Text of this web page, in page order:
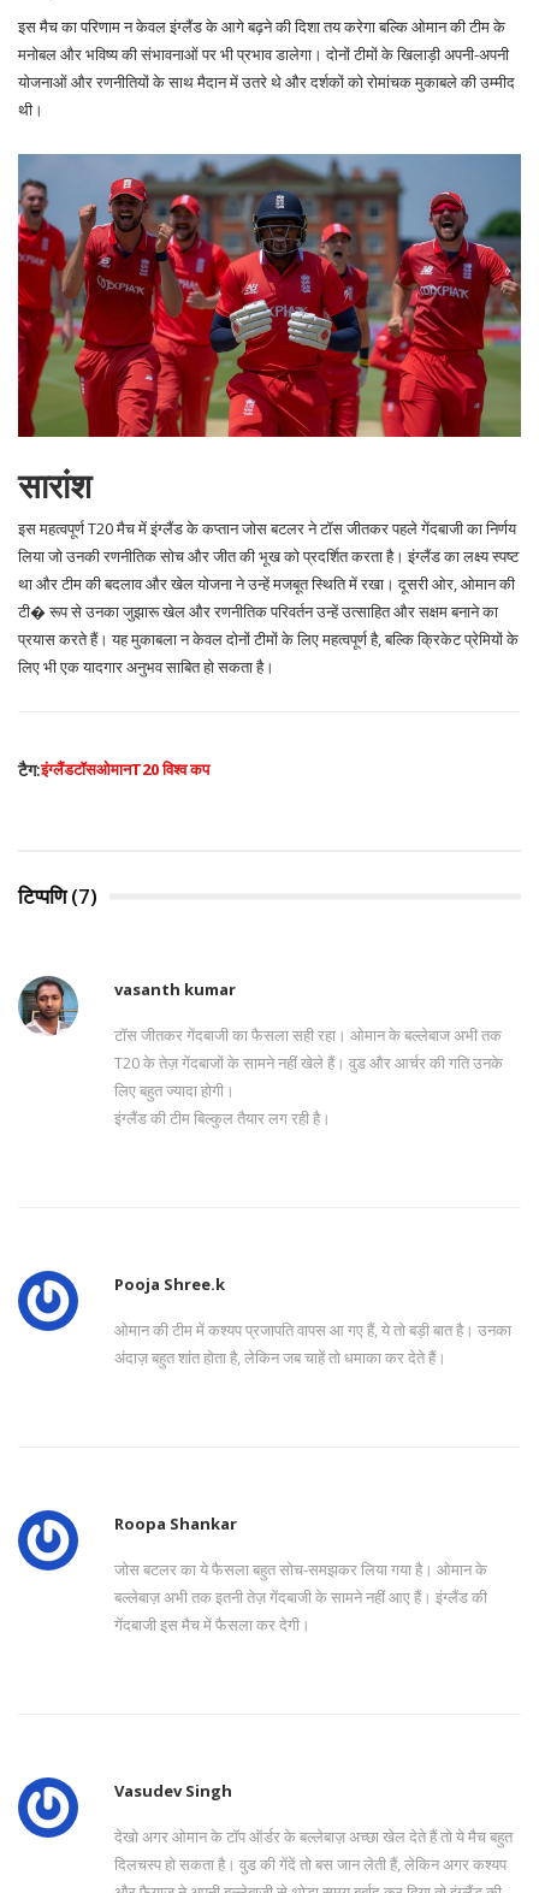
इस मैच का परिणाम न केवल इंग्लैंड के आगे बढ़ने की दिशा तय करेगा बल्कि ओमान की टीम के
मनोबल और भविष्य की संभावनाओं पर भी प्रभाव डालेगा। दोनों टीमों के खिलाड़ी अपनी-अपनी
योजनाओं और रणनीतियों के साथ मैदान में उतरे थे और दर्शकों को रोमांचक मुकाबले की उम्मीद
थी।
सारांश
इस महत्वपूर्ण T20 मैच में इंग्लैंड के कप्तान जोस बटलर ने टॉस जीतकर पहले गेंदबाजी का निर्णय
लिया जो उनकी रणनीतिक सोच और जीत की भूख को प्रदर्शित करता है। इंग्लैंड का लक्ष्य स्पष्ट
था और टीम की बदलाव और खेल योजना ने उन्हें मजबूत स्थिति में रखा। दूसरी ओर, ओमान की
टी� रूप से उनका जुझारू खेल और रणनीतिक परिवर्तन उन्हें उत्साहित और सक्षम बनाने का
प्रयास करते हैं। यह मुकाबला न केवल दोनों टीमों के लिए महत्वपूर्ण है, बल्कि क्रिकेट प्रेमियों के
लिए भी एक यादगार अनुभव साबित हो सकता है।
टैग:इंग्लैंडटॉसओमानT20 विश्व कप
टिप्पणि (7)
vasanth kumar
टॉस जीतकर गेंदबाजी का फैसला सही रहा। ओमान के बल्लेबाज अभी तक
T20 के तेज़ गेंदबाजों के सामने नहीं खेले हैं। वुड और आर्चर की गति उनके
लिए बहुत ज्यादा होगी।
इंग्लैंड की टीम बिल्कुल तैयार लग रही है।
Pooja Shree.k
ओमान की टीम में कश्यप प्रजापति वापस आ गए हैं, ये तो बड़ी बात है। उनका
अंदाज़ बहुत शांत होता है, लेकिन जब चाहें तो धमाका कर देते हैं।
Roopa Shankar
जोस बटलर का ये फैसला बहुत सोच-समझकर लिया गया है। ओमान के
बल्लेबाज़ अभी तक इतनी तेज़ गेंदबाजी के सामने नहीं आए हैं। इंग्लैंड की
गेंदबाजी इस मैच में फैसला कर देगी।
Vasudev Singh
देखो अगर ओमान के टॉप ऑर्डर के बल्लेबाज़ अच्छा खेल देते हैं तो ये मैच बहुत
दिलचस्प हो सकता है। वुड की गेंदें तो बस जान लेती हैं, लेकिन अगर कश्यप